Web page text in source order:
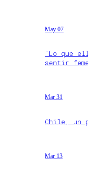
May 07
“Lo que
sentir
Mar 31
Chile, un
Mar 13